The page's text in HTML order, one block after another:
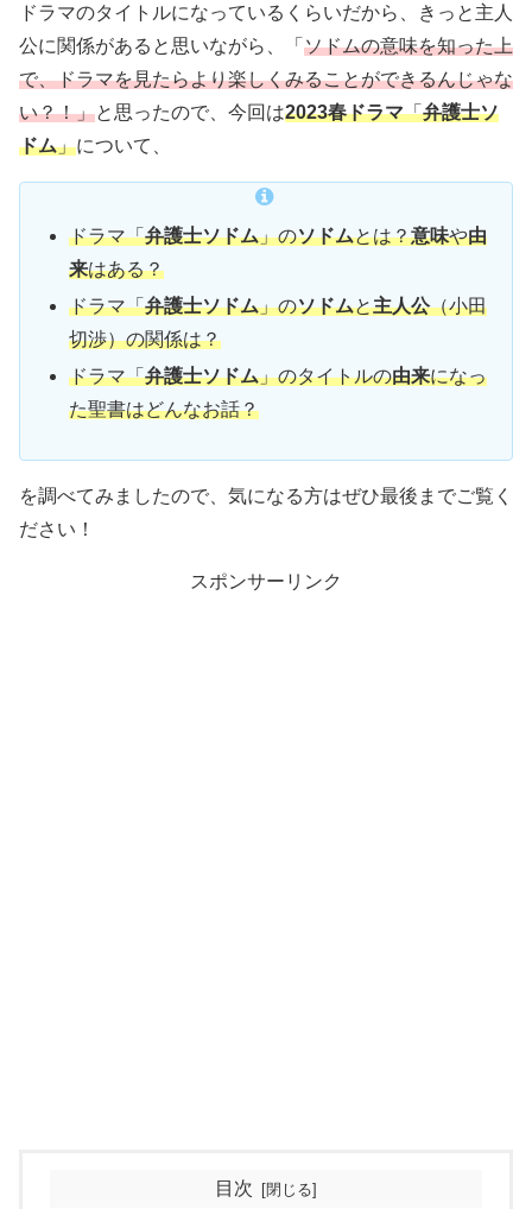
ドラマのタイトルになっているくらいだから、きっと主人
公に関係があると思いながら、「 ソドムの意味を知った上
で、ドラマを見たらより楽しくみることができるんじゃな
い？！」と思ったので、今回は2023春ドラマ「弁護士ソ
ドム」について、
ドラマ「弁護士ソドム」のソドムとは？意味や由
来はある？
ドラマ「弁護士ソドム」のソドムと主人公（小田
切渉）の関係は？
ドラマ「弁護士ソドム」のタイトルの由来になっ
た聖書はどんなお話？
を調べてみましたので、気になる方はぜひ最後までご覧く
ださい！
スポンサーリンク
目次